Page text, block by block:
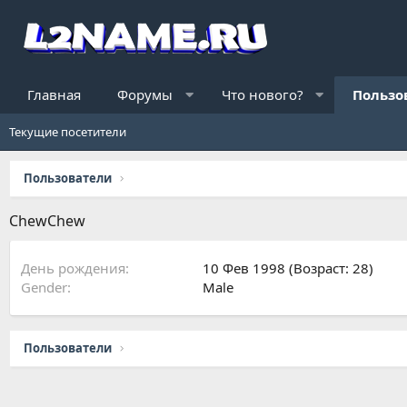
Главная Форумы Что нового?
Текущие посетители
Пользователи
ChewChew
День рождения
10 Фев 1998 (Возраст: 28)
Gender
Male
Пользователи